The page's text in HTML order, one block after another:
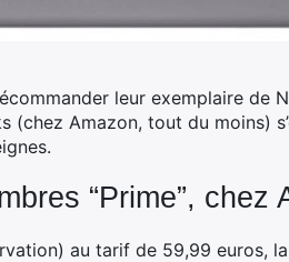
leur exemplaire de
(chez Amazon, tout du moins)
“Prime”, chez
au tarif de 59,99 euros,